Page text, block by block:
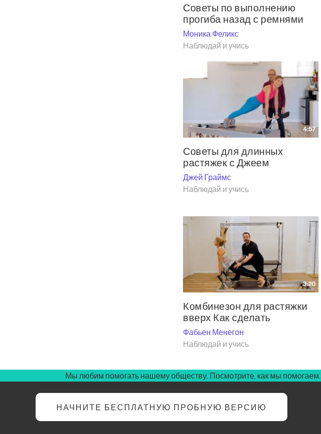
Советы по выполнению
прогиба назад с ремнями
Моника Феликс
Наблюдай и учись
4:57
Советы для длинных
растяжек с Джеем
Джей Граймс
Наблюдай и учись
3:20
Комбинезон для растяжки
вверх Как сделать
Фабьен Менегон
Наблюдай и учись
Мы любим помогать нашему обществу. Посмотрите, как мы помогаем.
НАЧНИТЕ БЕСПЛАТНУЮ ПРОБНУЮ ВЕРСИЮ